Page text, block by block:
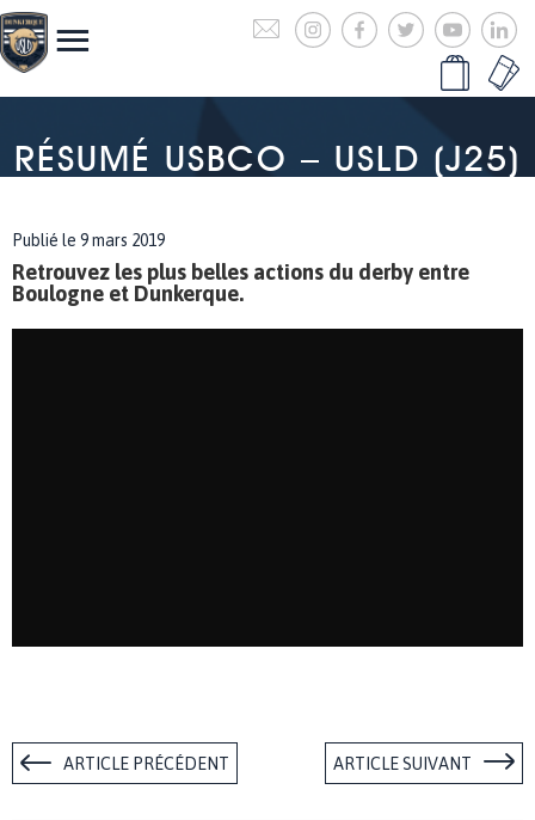
RÉSUMÉ USBCO – USLD (J25)
Publié le 9 mars 2019
Retrouvez les plus belles actions du derby entre
Boulogne et Dunkerque.
ARTICLE PRÉCÉDENT ARTICLE SUIVANT